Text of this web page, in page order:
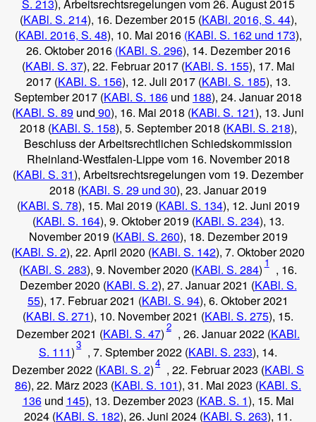
S. 213), Arbeitsrechtsregelungen vom 26. August 2015
(KABl. S. 214), 16. Dezember 2015 (KABl. 2016, S. 44),
(KABl. 2016, S. 48), 10. Mai 2016 (KABl. S. 162 und 173),
26. Oktober 2016 (KABl. S. 296), 14. Dezember 2016
(KABl. S. 37), 22. Februar 2017 (KABl. S. 155), 17. Mai
2017 (KABl. S. 156), 12. Juli 2017 (KABl. S. 185), 13.
September 2017 (KABl. S. 186 und 188), 24. Januar 2018
(KABl. S. 89 und 90), 16. Mai 2018 (KABl. S. 121), 13. Juni
2018 (KABl. S. 158), 5. September 2018 (KABl. S. 218),
Beschluss der Arbeitsrechtlichen Schiedskommission
Rheinland-Westfalen-Lippe vom 16. November 2018
(KABl. S. 31), Arbeitsrechtsregelungen vom 19. Dezember
2018 (KABl. S. 29 und 30), 23. Januar 2019
(KABl. S. 78), 15. Mai 2019 (KABl. S. 134), 12. Juni 2019
(KABl. S. 164), 9. Oktober 2019 (KABl. S. 234), 13.
November 2019 (KABl. S. 260), 18. Dezember 2019
(KABl. S. 2), 22. April 2020 (KABl. S. 142), 7. Oktober 2020
(KABl. S. 283), 9. November 2020 (KABl. S. 284) 1
, 16.
Dezember 2020 (KABl. S. 2), 27. Januar 2021 (KABl. S.
55), 17. Februar 2021 (KABl. S. 94), 6. Oktober 2021
(KABl. S. 271), 10. November 2021 (KABl. S. 275), 15.
Dezember 2021 (KABl. S. 47) 2 , 26. Januar 2022 (KABl.
S. 111)3 , 7. Sptember 2022 (KABl. S. 233), 14.
Dezember 2022 (KABl. S. 2)4 , 22. Februar 2023 (KABl. S
86), 22. März 2023 (KABl. S. 101), 31. Mai 2023 (KABl. S.
136und 145), 13. Dezember 2023 (KAB. S. 1), 15. Mai
2024 (KABl. S. 182), 26. Juni 2024 (KABl. S. 263), 11.